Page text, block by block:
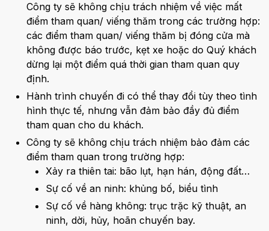
Công ty sẽ không chịu trách nhiệm về việc mất
điểm tham quan/ viếng thăm trong các trường hợp:
các điểm tham quan/ viếng thăm bị đóng cửa mà
không được báo trước, kẹt xe hoặc do Quý khách
dừng lại một điểm quá thời gian tham quan quy
định.
Hành trình chuyến đi có thể thay đổi tùy theo tình
hình thực tế, nhưng vẫn đảm bảo đầy đủ điểm
tham quan cho du khách.
Công ty sẽ không chịu trách nhiệm bảo đảm các
điểm tham quan trong trường hợp:
Xảy ra thiên tai: bão lụt, hạn hán, động đất…
Sự cố về an ninh: khủng bố, biểu tình
Sự cố về hàng không: trục trặc kỹ thuật, an
ninh, dời, hủy, hoãn chuyến bay.